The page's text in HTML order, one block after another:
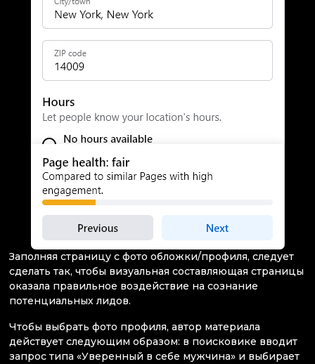
Заполняя страницу с фото обложки/профиля, следует
сделать так, чтобы визуальная составляющая страницы
оказала правильное воздействие на сознание
потенциальных лидов.
Чтобы выбрать фото профиля, автор материала
действует следующим образом: в поисковике вводит
запрос типа «Уверенный в себе мужчина» и выбирает